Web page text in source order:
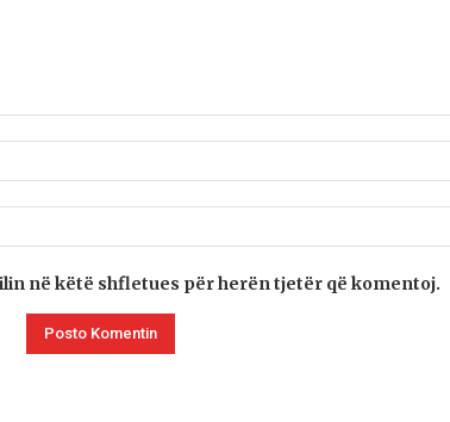
në këtë shfletues për herën tjetër që komentoj.